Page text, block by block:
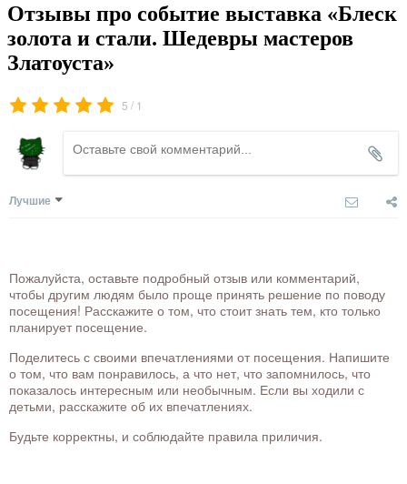
Отзывы про событие выставка «Блеск
золота и стали. Шедевры мастеров
Златоуста»
5 / 1
Лучшие
Пожалуйста, оставьте подробный отзыв или комментарий,
чтобы другим людям было проще принять решение по поводу
посещения! Расскажите о том, что стоит знать тем, кто только
планирует посещение.
Поделитесь с своими впечатлениями от посещения. Напишите
о том, что вам понравилось, а что нет, что запомнилось, что
показалось интересным или необычным. Если вы ходили с
детьми, расскажите об их впечатлениях.
Будьте корректны, и соблюдайте правила приличия.